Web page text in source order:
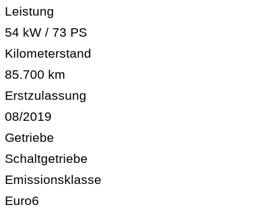
Leistung
54 kW / 73 PS
Kilometerstand
85.700 km
Erstzulassung
08/2019
Getriebe
Schaltgetriebe
Emissionsklasse
Euro6